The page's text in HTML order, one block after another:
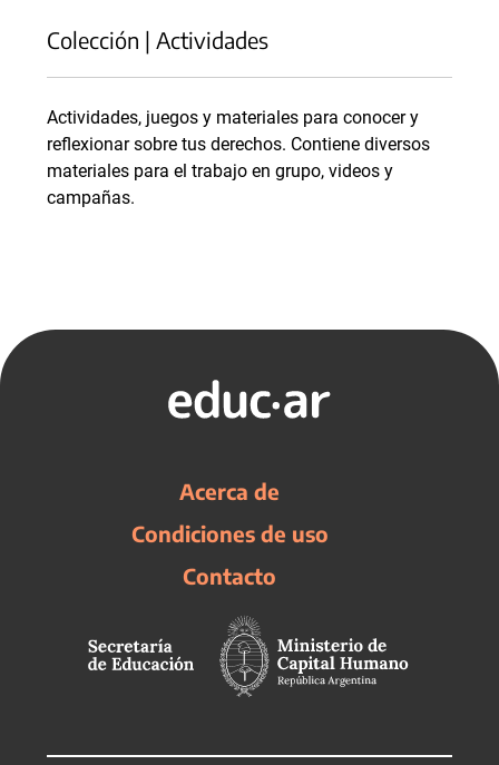
Colección | Actividades
Actividades, juegos y materiales para conocer y
reflexionar sobre tus derechos. Contiene diversos
materiales para el trabajo en grupo, videos y
campañas.
Acerca de
Condiciones de uso
Contacto